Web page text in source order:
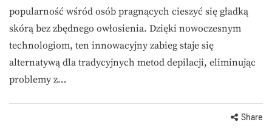
popularność wśród osób pragnących cieszyć się gładką
skórą bez zbędnego owłosienia. Dzięki nowoczesnym
technologiom, ten innowacyjny zabieg staje się
alternatywą dla tradycyjnych metod depilacji, eliminując
problemy z…
Share